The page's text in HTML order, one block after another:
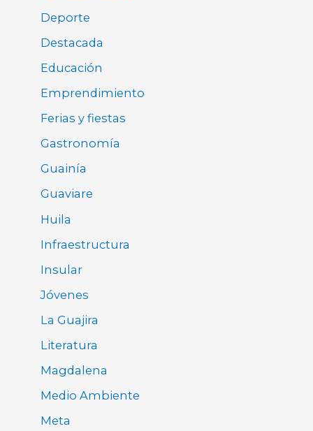
Deporte
Destacada
Educación
Emprendimiento
Ferias y fiestas
Gastronomía
Guainía
Guaviare
Huila
Infraestructura
Insular
Jóvenes
La Guajira
Literatura
Magdalena
Medio Ambiente
Meta